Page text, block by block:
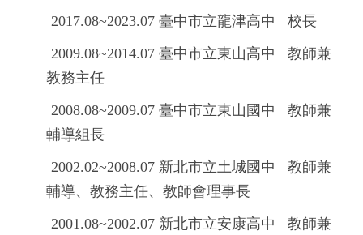
2017.08~2023.07 臺中市立龍津高中 校長
2009.08~2014.07 臺中市立東山高中 教師兼
教務主任
2008.08~2009.07 臺中市立東山國中 教師兼
輔導組長
2002.02~2008.07 新北市立土城國中 教師兼
輔導、教務主任、教師會理事長
2001.08~2002.07 新北市立安康高中 教師兼